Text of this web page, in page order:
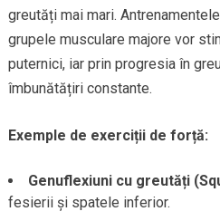
greutăți mai mari.
grupele musculare majore vor
puternici, iar prin progresia în
îmbunătățiri constante.
Exemple de exerciții de forță:
Genuflexiuni cu greutăți
fesierii și spatele inferior.